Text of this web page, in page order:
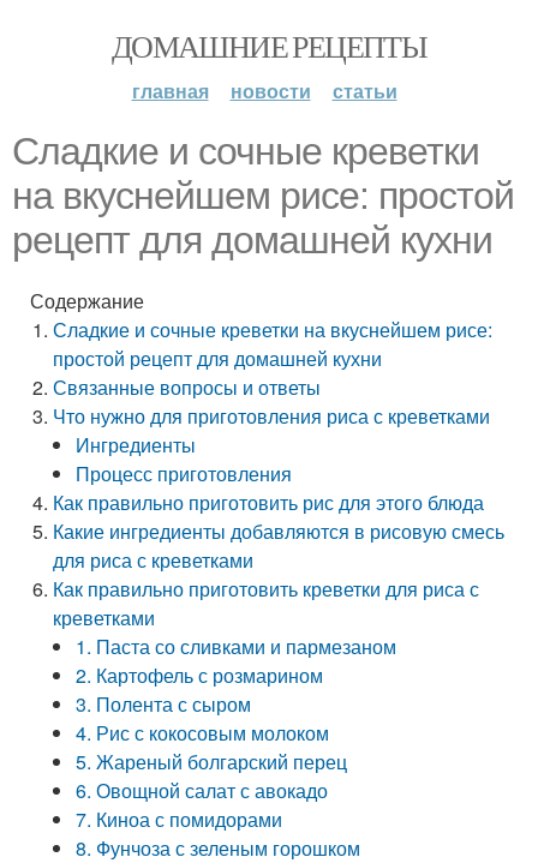
ДОМАШНИЕ РЕЦЕПТЫ
главная новости статьи
Сладкие и сочные креветки
на вкуснейшем рисе: простой
рецепт для домашней кухни
Содержание
Сладкие и сочные креветки на вкуснейшем рисе:
простой рецепт для домашней кухни
Связанные вопросы и ответы
Что нужно для приготовления риса с креветками
Ингредиенты
Процесс приготовления
Как правильно приготовить рис для этого блюда
Какие ингредиенты добавляются в рисовую смесь
для риса с креветками
Как правильно приготовить креветки для риса с
креветками
1. Паста со сливками и пармезаном
2. Картофель с розмарином
3. Полента с сыром
4. Рис с кокосовым молоком
5. Жареный болгарский перец
6. Овощной салат с авокадо
7. Киноа с помидорами
8. Фунчоза с зеленым горошком